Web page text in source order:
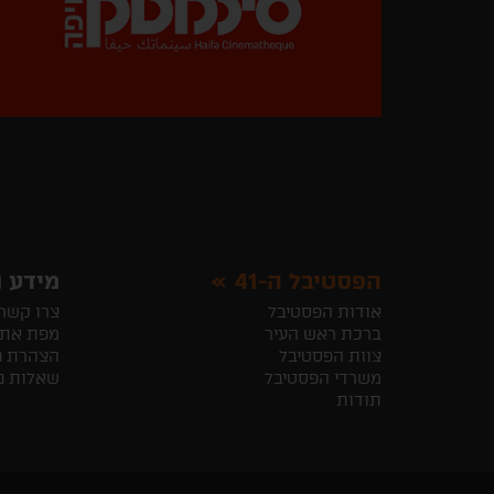
הפסטיבל ה-41
אודות הפסטיבל
ברכת ראש העיר
צוות הפסטיבל
משרדי הפסטיבל
תודות
מידע
צרו קשר
מפת
הצהרת
שאלות